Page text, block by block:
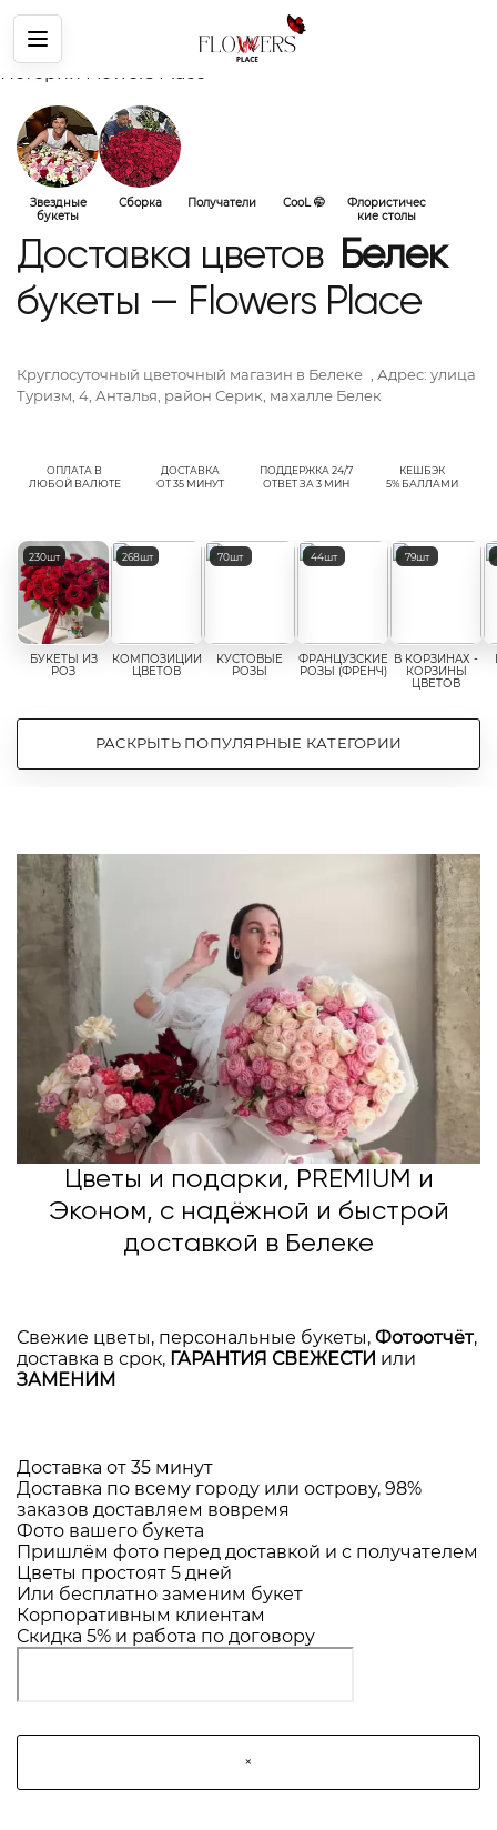
Меню
Истории Flowers Place
Звездные
букеты
Сборка Получатели CooL 🤭
Флористичес
кие столы
Доставка цветов Белек
букеты — Flowers Place
Круглосуточный цветочный магазин в Белеке , Адрес: улица
Туризм, 4, Анталья, район Серик, махалле Белек
ОПЛАТА В
ЛЮБОЙ ВАЛЮТЕ
ДОСТАВКА
ОТ 35 МИНУТ
ПОДДЕРЖКА 24/7
ОТВЕТ ЗА 3 МИН
КЕШБЭК
5% БАЛЛАМИ
Популярные категории цветов
230шт
БУКЕТЫ ИЗ
РОЗ
268шт
КОМПОЗИЦИИ
ЦВЕТОВ
70шт
КУСТОВЫЕ
РОЗЫ
44шт
ФРАНЦУЗСКИЕ
РОЗЫ (ФРЕНЧ)
79шт
В КОРЗИНАХ -
КОРЗИНЫ
ЦВЕТОВ
РАСКРЫТЬ ПОПУЛЯРНЫЕ КАТЕГОРИИ
Цветы и подарки, PREMIUM и
Эконом, с надёжной и быстрой
доставкой в Белеке
Свежие цветы, персональные букеты, Фотоотчёт,
доставка в срок, ГАРАНТИЯ СВЕЖЕСТИ или
ЗАМЕНИМ
Доставка от 35 минут
Доставка по всему городу или острову, 98%
заказов доставляем вовремя
Фото вашего букета
Пришлём фото перед доставкой и с получателем
Цветы простоят 5 дней
Или бесплатно заменим букет
Корпоративным клиентам
Скидка 5% и работа по договору
×